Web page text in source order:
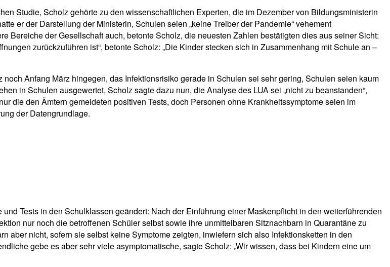
Studie, Scholz gehörte zu den wissenschaftlichen Experten, die im Dezember von Bildungsministerin
er der Darstellung der Ministerin, Schulen seien „keine Treiber der Pandemie“ vehement
Bereiche der Gesellschaft auch, betonte Scholz, die neuesten Zahlen bestätigten dies aus seiner Sicht:
zurückzuführen ist“, betonte Scholz: „Die Kinder stecken sich in Zusammenhang mit Schule an –
Anfang März hingegen, das Infektionsrisiko gerade in Schulen sei sehr gering, Schulen seien kaum
in Schulen ausgewertet, Scholz sagte dazu nun, die Analyse des LUA sei „nicht zu beanstanden“,
die den Ämtern gemeldeten positiven Tests, doch Personen ohne Krankheitssymptome seien im
der Datengrundlage.
Tests in den Schulklassen geändert: Nach der Einführung einer Maskenpflicht in den weiterführenden
nur noch die betroffenen Schüler selbst sowie ihre unmittelbaren Sitznachbarn in Quarantäne zu
aber nicht, sofern sie selbst keine Symptome zeigten, inwiefern sich also Infektionsketten in den
gebe es aber sehr viele asymptomatische, sagte Scholz: „Wir wissen, dass bei Kindern eine um